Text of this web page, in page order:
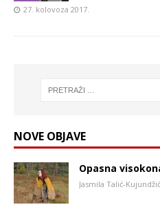
27. kolovoza 2017.
NOVE OBJAVE
Opasna
Jasmila Talić-Kujundžić